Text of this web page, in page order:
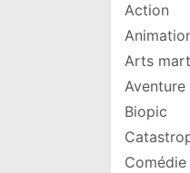
Action
Arts
Aventure
Biopic
Comédie